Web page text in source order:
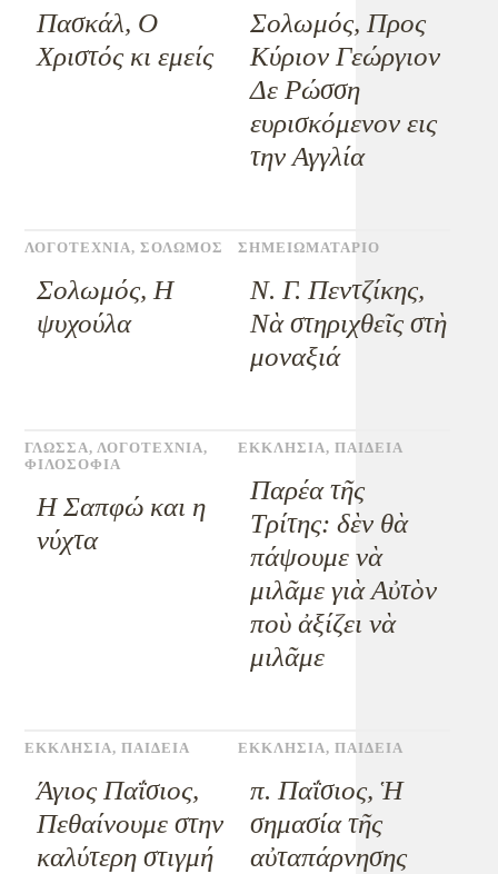
Πασκάλ, Ο
Χριστός κι εμείς
Σολωμός, Προς
Κύριον Γεώργιον
Δε Ρώσση
ευρισκόμενον εις
την Αγγλία
ΛΟΓΟΤΕΧΝΙΑ,ΣΟΛΩΜΟΣ
Σολωμός, Η
ψυχούλα
ΣΗΜΕΙΩΜΑΤΑΡΙΟ
Ν. Γ. Πεντζίκης,
Νὰ στηριχθεῖς στὴ
μοναξιά
ΓΛΩΣΣΑ,ΛΟΓΟΤΕΧΝΙΑ,
ΦΙΛΟΣΟΦΙΑ
Η Σαπφώ και η
νύχτα
ΕΚΚΛΗΣΙΑ, ΠΑΙΔΕΙΑ
Παρέα τῆς
Τρίτης: δὲν θὰ
πάψουμε νὰ
μιλᾶμε γιὰ Αὐτὸν
ποὺ ἀξίζει νὰ
μιλᾶμε
ΕΚΚΛΗΣΙΑ,ΠΑΙΔΕΙΑ
Άγιος Παΐσιος,
Πεθαίνουμε στην
καλύτερη στιγμή
ΕΚΚΛΗΣΙΑ, ΠΑΙΔΕΙΑ
π. Παΐσιος, Ἡ
σημασία τῆς
αὐταπάρνησης